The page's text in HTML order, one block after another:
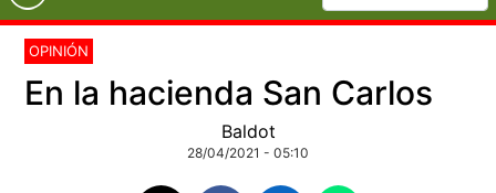
OPINIÓN
En la hacienda San Carlos
Baldot
28/04/2021 - 05:10